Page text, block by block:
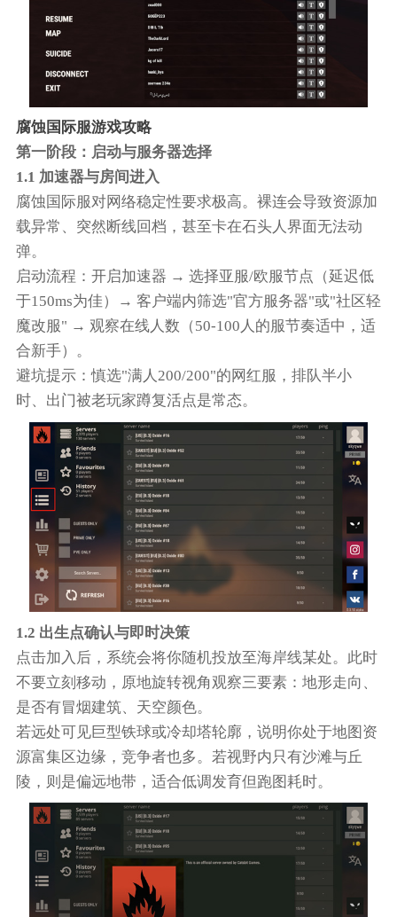
腐蚀国际服游戏攻略
第一阶段：启动与服务器选择
1.1 加速器与房间进入
腐蚀国际服对网络稳定性要求极高。裸连会导致资源加
载异常、突然断线回档，甚至卡在石头人界面无法动
弹。
启动流程：开启加速器 → 选择亚服/欧服节点（延迟低
于150ms为佳）→ 客户端内筛选"官方服务器"或"社区轻
魔改服" → 观察在线人数（50-100人的服节奏适中，适
合新手）。
避坑提示：慎选"满人200/200"的网红服，排队半小
时、出门被老玩家蹲复活点是常态。
1.2 出生点确认与即时决策
点击加入后，系统会将你随机投放至海岸线某处。此时
不要立刻移动，原地旋转视角观察三要素：地形走向、
是否有冒烟建筑、天空颜色。
若远处可见巨型铁球或冷却塔轮廓，说明你处于地图资
源富集区边缘，竞争者也多。若视野内只有沙滩与丘
陵，则是偏远地带，适合低调发育但跑图耗时。